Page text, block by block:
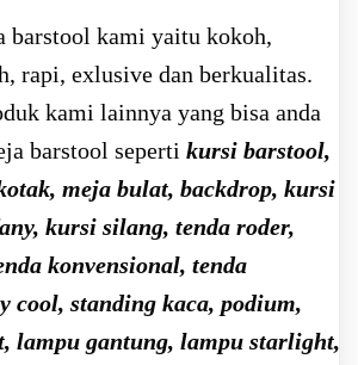
barstool kami yaitu kokoh,
rapi, exlusive dan berkualitas.
kami lainnya yang bisa anda
barstool seperti kursi barstool,
meja bulat, backdrop, kursi
kursi silang, tenda roder,
konvensional, tenda
cool, standing kaca, podium,
lampu gantung, lampu starlight,